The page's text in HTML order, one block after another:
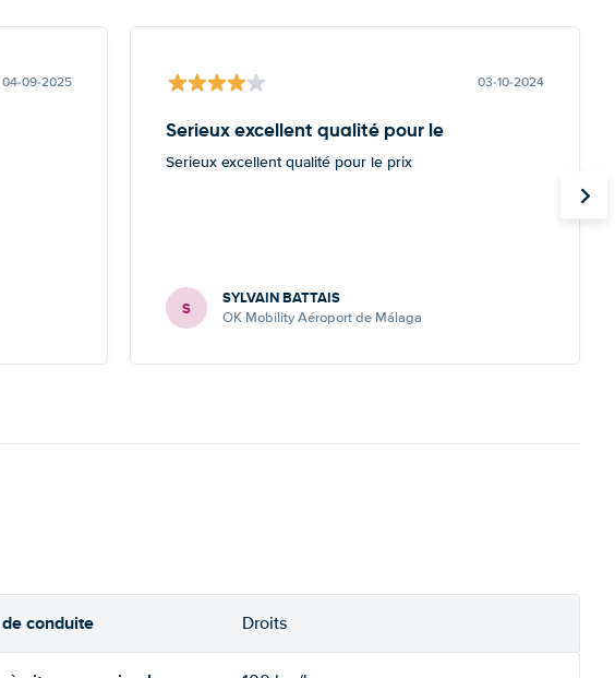
04-09-2025 03-10-2024
Serieux excellent qualité pour le
Serieux excellent qualité pour le prix
S SYLVAIN BATTAIS
OK Mobility Aéroport de Málaga
conduite Droits